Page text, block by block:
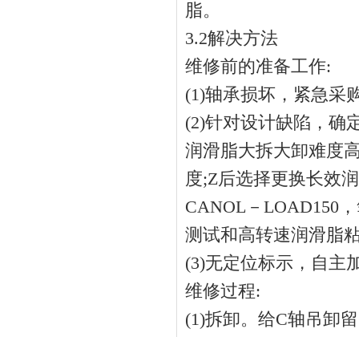
脂。
3.2解决方法
维修前的准备工作:
(1)轴承损坏，紧急采
(2)针对设计缺陷，确
润滑脂大拆大卸难度
度;Z后选择更换长效
CANOL－LOAD150
测试和高转速润滑脂
(3)无定位标示，自主
维修过程:
(1)拆卸。给C轴吊卸